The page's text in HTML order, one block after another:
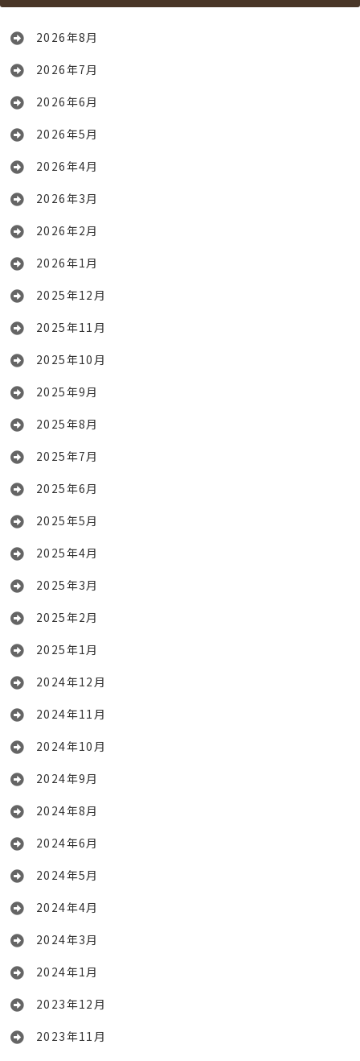
2026年8月
2026年7月
2026年6月
2026年5月
2026年4月
2026年3月
2026年2月
2026年1月
2025年12月
2025年11月
2025年10月
2025年9月
2025年8月
2025年7月
2025年6月
2025年5月
2025年4月
2025年3月
2025年2月
2025年1月
2024年12月
2024年11月
2024年10月
2024年9月
2024年8月
2024年6月
2024年5月
2024年4月
2024年3月
2024年1月
2023年12月
2023年11月